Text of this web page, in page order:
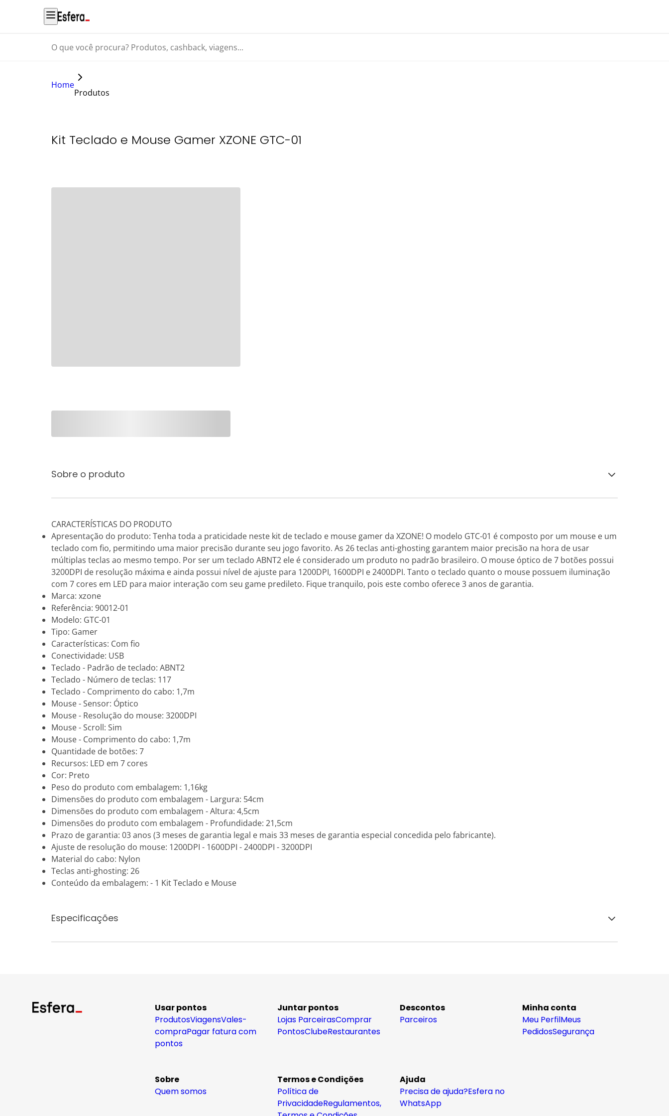
O que você procura? Produtos, cashback, viagens...
Home
Produtos
Kit Teclado e Mouse Gamer XZONE GTC-01
Sobre o produto
CARACTERÍSTICAS DO PRODUTO
Apresentação do produto: Tenha toda a praticidade neste kit de teclado e mouse gamer da XZONE! O modelo GTC-01 é composto por um mouse e um
teclado com fio, permitindo uma maior precisão durante seu jogo favorito. As 26 teclas anti-ghosting garantem maior precisão na hora de usar
múltiplas teclas ao mesmo tempo. Por ser um teclado ABNT2 ele é considerado um produto no padrão brasileiro. O mouse óptico de 7 botões possui
3200DPI de resolução máxima e ainda possui nível de ajuste para 1200DPI, 1600DPI e 2400DPI. Tanto o teclado quanto o mouse possuem iluminação
com 7 cores em LED para maior interação com seu game predileto. Fique tranquilo, pois este combo oferece 3 anos de garantia.
Marca: xzone
Referência: 90012-01
Modelo: GTC-01
Tipo: Gamer
Características: Com fio
Conectividade: USB
Teclado - Padrão de teclado: ABNT2
Teclado - Número de teclas: 117
Teclado - Comprimento do cabo: 1,7m
Mouse - Sensor: Óptico
Mouse - Resolução do mouse: 3200DPI
Mouse - Scroll: Sim
Mouse - Comprimento do cabo: 1,7m
Quantidade de botões: 7
Recursos: LED em 7 cores
Cor: Preto
Peso do produto com embalagem: 1,16kg
Dimensões do produto com embalagem - Largura: 54cm
Dimensões do produto com embalagem - Altura: 4,5cm
Dimensões do produto com embalagem - Profundidade: 21,5cm
Prazo de garantia: 03 anos (3 meses de garantia legal e mais 33 meses de garantia especial concedida pelo fabricante).
Ajuste de resolução do mouse: 1200DPI - 1600DPI - 2400DPI - 3200DPI
Material do cabo: Nylon
Teclas anti-ghosting: 26
Conteúdo da embalagem: - 1 Kit Teclado e Mouse
Especificações
Usar pontos
ProdutosViagensVales-
compraPagar fatura com
pontos
Juntar pontos
Lojas ParceirasComprar
PontosClubeRestaurantes
Descontos
Parceiros
Minha conta
Meu PerfilMeus
PedidosSegurança
Sobre
Quem somos
Termos e Condições
Política de
PrivacidadeRegulamentos,
Ajuda
Precisa de ajuda?Esfera no
WhatsApp